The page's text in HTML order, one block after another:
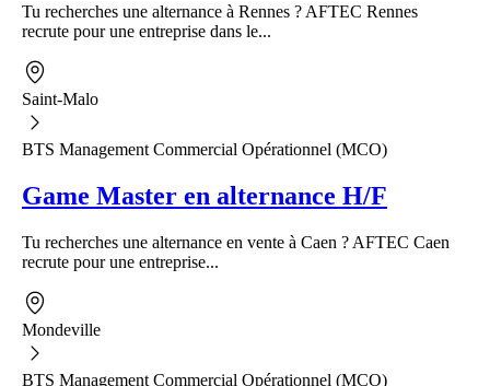
Tu recherches une alternance à Rennes ? AFTEC Rennes
recrute pour une entreprise dans le...
Saint-Malo
BTS Management Commercial Opérationnel (MCO)
Game Master en alternance H/F
Tu recherches une alternance en vente à Caen ? AFTEC Caen
recrute pour une entreprise...
Mondeville
BTS Management Commercial Opérationnel (MCO)